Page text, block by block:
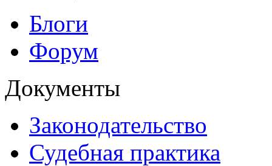
Блоги
Форум
Документы
Законодательство
Судебная практика